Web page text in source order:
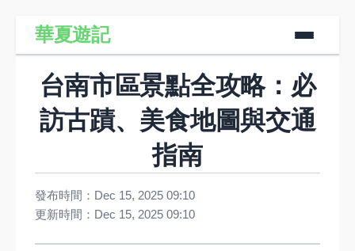
華夏遊記
台南市區景點全攻略：必
訪古蹟、美食地圖與交通
指南
發布時間：Dec 15, 2025 09:10
更新時間：Dec 15, 2025 09:10